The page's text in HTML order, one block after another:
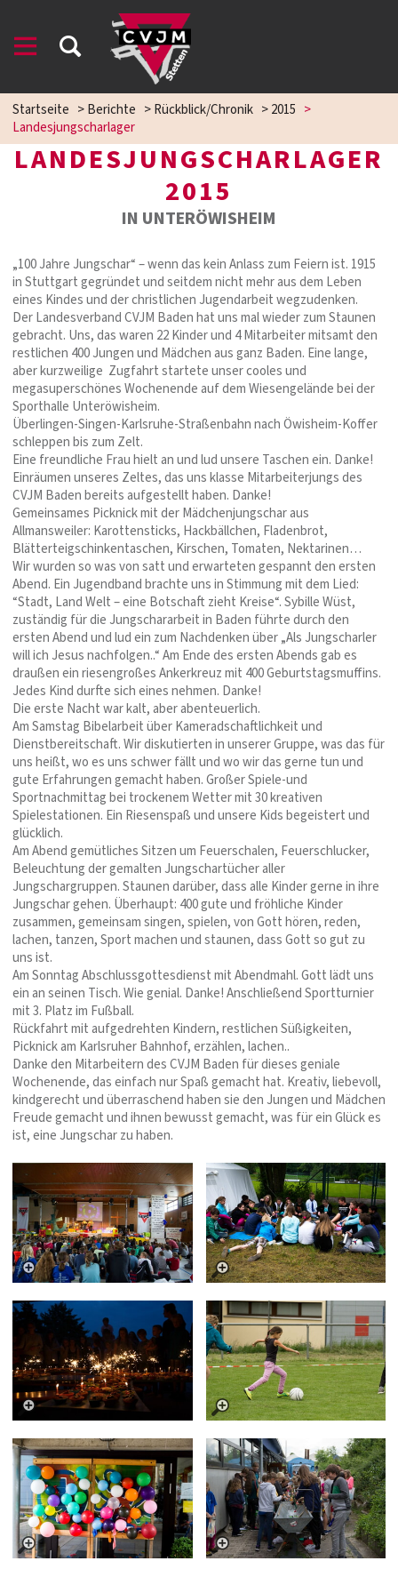
Startseite >Berichte >Rückblick/Chronik >2015 >
Landesjungscharlager
LANDESJUNGSCHARLAGER
2015
IN UNTERÖWISHEIM
„100 Jahre Jungschar“ – wenn das kein Anlass zum Feiern ist. 1915
in Stuttgart gegründet und seitdem nicht mehr aus dem Leben
eines Kindes und der christlichen Jugendarbeit wegzudenken.
Der Landesverband CVJM Baden hat uns mal wieder zum Staunen
gebracht. Uns, das waren 22 Kinder und 4 Mitarbeiter mitsamt den
restlichen 400 Jungen und Mädchen aus ganz Baden. Eine lange,
aber kurzweilige Zugfahrt startete unser cooles und
megasuperschönes Wochenende auf dem Wiesengelände bei der
Sporthalle Unteröwisheim.
Überlingen-Singen-Karlsruhe-Straßenbahn nach Öwisheim-Koffer
schleppen bis zum Zelt.
Eine freundliche Frau hielt an und lud unsere Taschen ein. Danke!
Einräumen unseres Zeltes, das uns klasse Mitarbeiterjungs des
CVJM Baden bereits aufgestellt haben. Danke!
Gemeinsames Picknick mit der Mädchenjungschar aus
Allmansweiler: Karottensticks, Hackbällchen, Fladenbrot,
Blätterteigschinkentaschen, Kirschen, Tomaten, Nektarinen…
Wir wurden so was von satt und erwarteten gespannt den ersten
Abend. Ein Jugendband brachte uns in Stimmung mit dem Lied:
“Stadt, Land Welt – eine Botschaft zieht Kreise“. Sybille Wüst,
zuständig für die Jungschararbeit in Baden führte durch den
ersten Abend und lud ein zum Nachdenken über „Als Jungscharler
will ich Jesus nachfolgen..“ Am Ende des ersten Abends gab es
draußen ein riesengroßes Ankerkreuz mit 400 Geburtstagsmuffins.
Jedes Kind durfte sich eines nehmen. Danke!
Die erste Nacht war kalt, aber abenteuerlich.
Am Samstag Bibelarbeit über Kameradschaftlichkeit und
Dienstbereitschaft. Wir diskutierten in unserer Gruppe, was das für
uns heißt, wo es uns schwer fällt und wo wir das gerne tun und
gute Erfahrungen gemacht haben. Großer Spiele-und
Sportnachmittag bei trockenem Wetter mit 30 kreativen
Spielestationen. Ein Riesenspaß und unsere Kids begeistert und
glücklich.
Am Abend gemütliches Sitzen um Feuerschalen, Feuerschlucker,
Beleuchtung der gemalten Jungschartücher aller
Jungschargruppen. Staunen darüber, dass alle Kinder gerne in ihre
Jungschar gehen. Überhaupt: 400 gute und fröhliche Kinder
zusammen, gemeinsam singen, spielen, von Gott hören, reden,
lachen, tanzen, Sport machen und staunen, dass Gott so gut zu
uns ist.
Am Sonntag Abschlussgottesdienst mit Abendmahl. Gott lädt uns
ein an seinen Tisch. Wie genial. Danke! Anschließend Sportturnier
mit 3. Platz im Fußball.
Rückfahrt mit aufgedrehten Kindern, restlichen Süßigkeiten,
Picknick am Karlsruher Bahnhof, erzählen, lachen..
Danke den Mitarbeitern des CVJM Baden für dieses geniale
Wochenende, das einfach nur Spaß gemacht hat. Kreativ, liebevoll,
kindgerecht und überraschend haben sie den Jungen und Mädchen
Freude gemacht und ihnen bewusst gemacht, was für ein Glück es
ist, eine Jungschar zu haben.